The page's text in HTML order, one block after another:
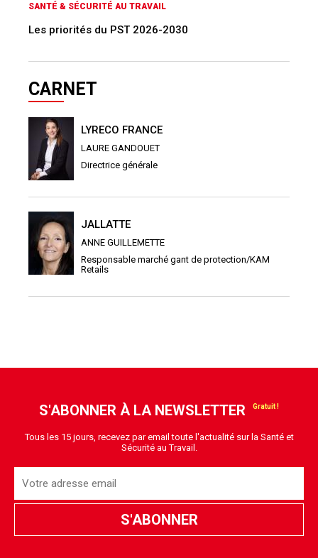
SANTÉ & SÉCURITÉ AU TRAVAIL
Les priorités du PST 2026-2030
CARNET
LYRECO FRANCE
LAURE GANDOUET
Directrice générale
JALLATTE
ANNE GUILLEMETTE
Responsable marché gant de protection/KAM
Retails
S'ABONNER À LA NEWSLETTER
Tous les 15 jours, recevez par email toute l'actualité sur la Santé et
Sécurité au Travail.